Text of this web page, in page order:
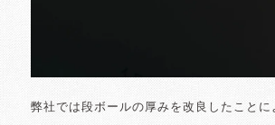
弊社では段ボールの厚みを改良したことに